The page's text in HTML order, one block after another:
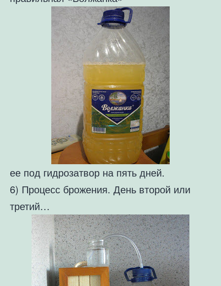
ее под гидрозатвор на пять дней.
6) Процесс брожения. День второй или
третий…